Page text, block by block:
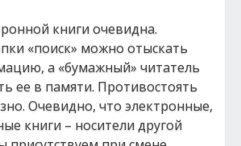
книги очевидна.
«поиск» можно отыскать
а «бумажный» читатель
ее в памяти. Противостоять
Очевидно, что электронные,
книги – носители другой